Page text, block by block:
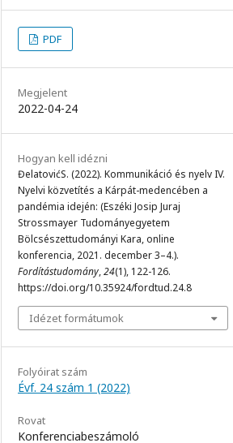
PDF
Megjelent
2022-04-24
Hogyan kell idézni
ĐelatovićS. (2022). Kommunikáció és nyelv IV.
Nyelvi közvetítés a Kárpát-medencében a
pandémia idején: (Eszéki Josip Juraj
Strossmayer Tudományegyetem
Bölcsészettudományi Kara, online
konferencia, 2021. december 3–4.).
Fordítástudomány,24(1), 122-126.
https://doi.org/10.35924/fordtud.24.8
Idézet formátumok
Folyóirat szám
Évf. 24 szám 1 (2022)
Rovat
Konferenciabeszámoló